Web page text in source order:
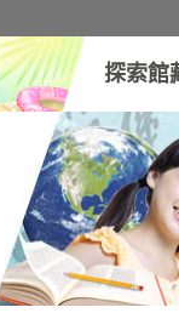
探索館